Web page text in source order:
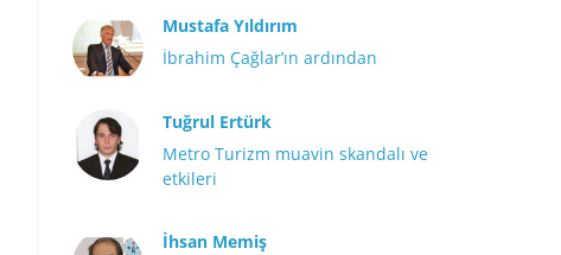
Mustafa Yıldırım
İbrahim Çağlar’ın ardından
Tuğrul Ertürk
Metro Turizm muavin skandalı ve
etkileri
İhsan Memiş